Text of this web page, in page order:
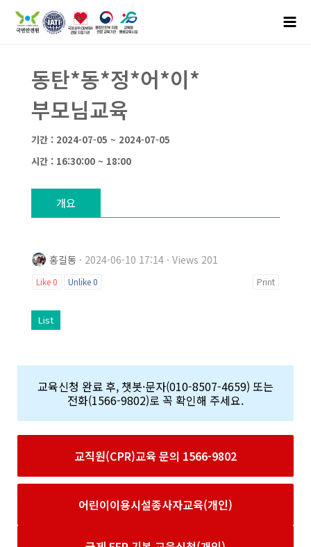
동탄*동*정*어*이*
부모님교육
기간 : 2024-07-05 ~ 2024-07-05
시간 : 16:30:00 ~ 18:00
개요
홍길동 · 2024-06-10 17:14 · Views 201
Like 0 Unlike0 Print
List
교육신청 완료 후, 챗봇·문자(010-8507-4659) 또는
전화(1566-9802)로 꼭 확인해 주세요.
교직원(CPR)교육 문의 1566-9802
어린이이용시설종사자교육(개인)